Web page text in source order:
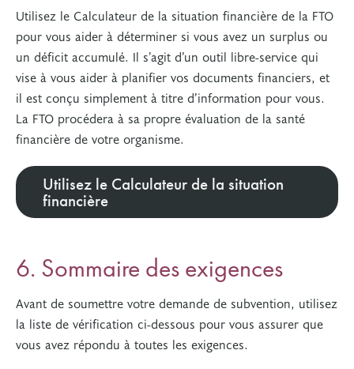
Utilisez le Calculateur de la situation financière de la FTO
pour vous aider à déterminer si vous avez un surplus ou
un déficit accumulé. Il s’agit d’un outil libre-service qui
vise à vous aider à planifier vos documents financiers, et
il est conçu simplement à titre d’information pour vous.
La FTO procédera à sa propre évaluation de la santé
financière de votre organisme.
Utilisez le Calculateur de la situation
financière
6. Sommaire des exigences
Avant de soumettre votre demande de subvention, utilisez
la liste de vérification ci-dessous pour vous assurer que
vous avez répondu à toutes les exigences.